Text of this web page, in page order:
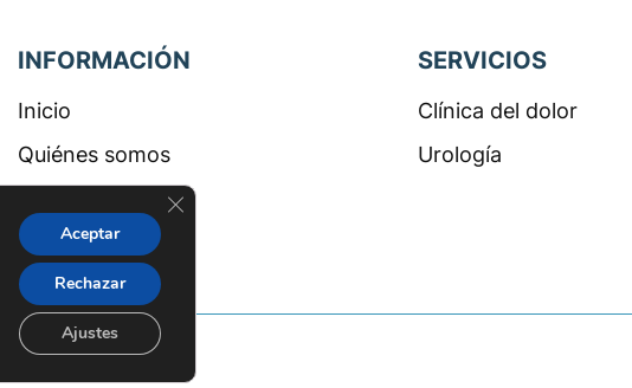
INFORMACIÓN
Inicio
Quiénes somos
Contacto
SERVICIOS
Clínica del dolor
Urología
Aceptar
Rechazar
Ajustes
Cerrar el banner de cookies RGPD